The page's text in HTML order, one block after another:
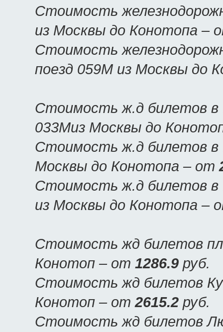
Стоимость
из Москвы до Конотопа –
Стоимость
поезд 059М из Москвы до
Стоимость ж.д билетов
033Миз Москвы до
Стоимость ж.д билетов в
Москвы до Конотопа – от
Стоимость ж.д билетов
из Москвы до Конотопа –
Стоимость жд билетов
Конотоп – от 1286.9 руб.
Стоимость жд билетов
Конотоп – от2615.2 руб.
Стоимость жд билетов